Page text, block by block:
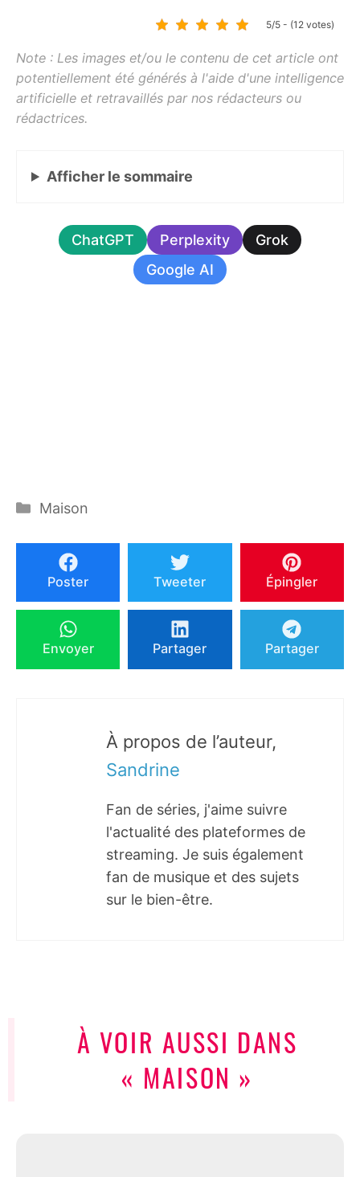
5/5 - (12 votes)
Afficher le sommaire
ChatGPT Perplexity
Grok
Google AI
Catégories
Maison
Poster Tweeter Épingler
Envoyer Partager Partager
À propos de l’auteur,
Sandrine
Fan de séries, j'aime suivre
l'actualité des plateformes de
streaming. Je suis également
fan de musique et des sujets
sur le bien-être.
À VOIR AUSSI DANS
« MAISON »